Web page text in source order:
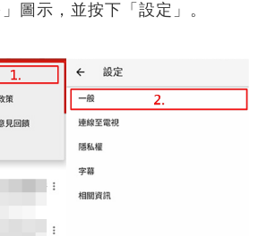
圖示，並按下「設定」。